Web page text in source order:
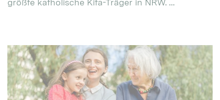
größte katholische Kita-Träger in NRW. ...